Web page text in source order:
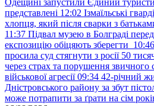
Одещині запустили Єдиний
представлені 12:02 Ізмаїльські
хлопця, який після сварки з
11:37 Підвал музею в Болграді
експозицію обіцяють зберегти 10:46
просила суд стягнути з росії 50
через страх та порушення звичного
військової агресії 09:34 42-річний
Дністровського району за збут
може потрапити за ґрати на сім